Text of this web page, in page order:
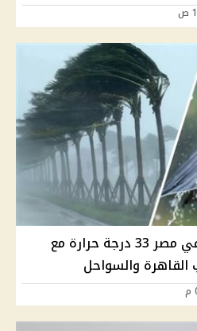
حالة الطقس غدًا الأحد في مصر 33 درجة حرارة مع
والسواحل